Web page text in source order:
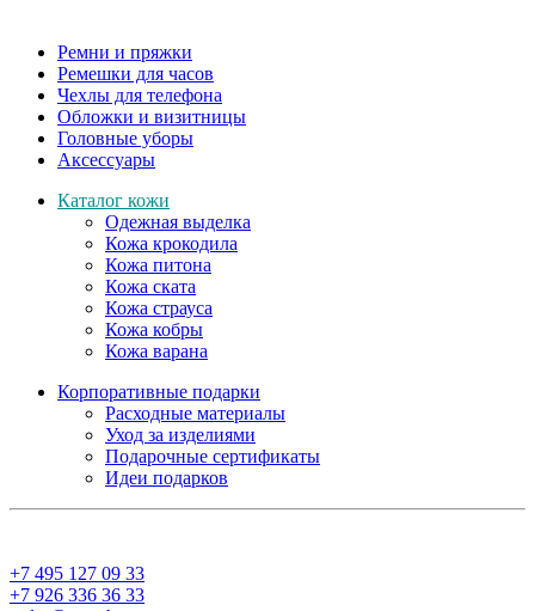
Ремни и пряжки
Ремешки для часов
Чехлы для телефона
Обложки и визитницы
Головные уборы
Аксессуары
Каталог кожи
Одежная выделка
Кожа крокодила
Кожа питона
Кожа ската
Кожа страуса
Кожа кобры
Кожа варана
Корпоративные подарки
Расходные материалы
Уход за изделиями
Подарочные сертификаты
Идеи подарков
+7 495 127 09 33
+7 926 336 36 33